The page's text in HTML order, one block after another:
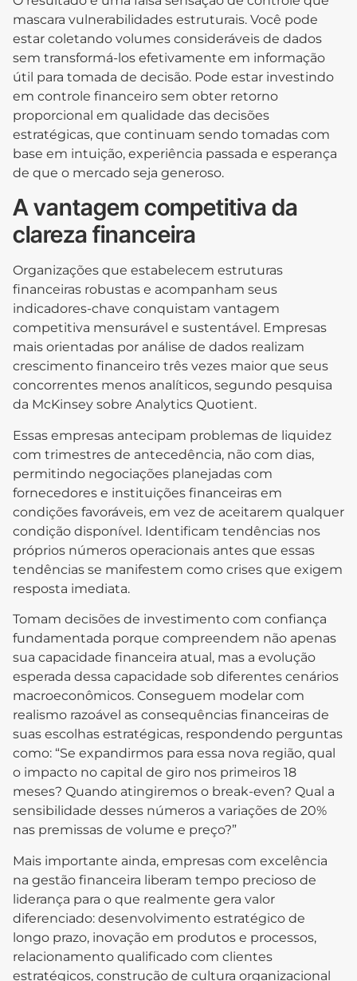
mascara vulnerabilidades estruturais. Você pode
estar coletando volumes consideráveis de dados
sem transformá-los efetivamente em informação
útil para tomada de decisão. Pode estar investindo
em controle financeiro sem obter retorno
proporcional em qualidade das decisões
estratégicas, que continuam sendo tomadas com
base em intuição, experiência passada e esperança
de que o mercado seja generoso.
A vantagem competitiva da
clareza financeira
Organizações que estabelecem estruturas
financeiras robustas e acompanham seus
indicadores-chave conquistam vantagem
competitiva mensurável e sustentável. Empresas
mais orientadas por análise de dados realizam
crescimento financeiro três vezes maior que seus
concorrentes menos analíticos, segundo pesquisa
da McKinsey sobre Analytics Quotient.
Essas empresas antecipam problemas de liquidez
com trimestres de antecedência, não com dias,
permitindo negociações planejadas com
fornecedores e instituições financeiras em
condições favoráveis, em vez de aceitarem qualquer
condição disponível. Identificam tendências nos
próprios números operacionais antes que essas
tendências se manifestem como crises que exigem
resposta imediata.
Tomam decisões de investimento com confiança
fundamentada porque compreendem não apenas
sua capacidade financeira atual, mas a evolução
esperada dessa capacidade sob diferentes cenários
macroeconômicos. Conseguem modelar com
realismo razoável as consequências financeiras de
suas escolhas estratégicas, respondendo perguntas
como: “Se expandirmos para essa nova região, qual
o impacto no capital de giro nos primeiros 18
meses? Quando atingiremos o break-even? Qual a
sensibilidade desses números a variações de 20%
nas premissas de volume e preço?”
Mais importante ainda, empresas com excelência
na gestão financeira liberam tempo precioso de
liderança para o que realmente gera valor
diferenciado: desenvolvimento estratégico de
longo prazo, inovação em produtos e processos,
relacionamento qualificado com clientes
estratégicos, construção de cultura organizacional